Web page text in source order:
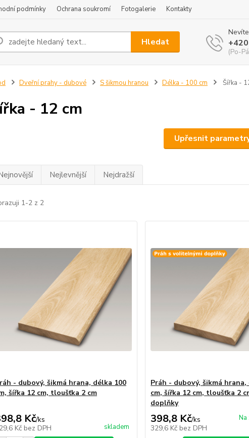
podmínky Ochrana soukromí Fotogalerie Kontakty
Hledat
(Po-
Dveřní prahy - dubové S šikmou hranou Délka - 100 cm Šířka -
- 12 cm
Upřesnit
Nejlevnější Nejdražší
1-2 z 2
- dubový, šikmá hrana, délka 100
šířka 12 cm, tloušťka 2 cm
Kč/ks
Kč bez DPH skladem
Práh - dubový, šikmá hrana,
cm, šířka 12 cm, tloušťka 2
doplňky
398,8 Kč/ks
329,6 Kč bez DPH
Na